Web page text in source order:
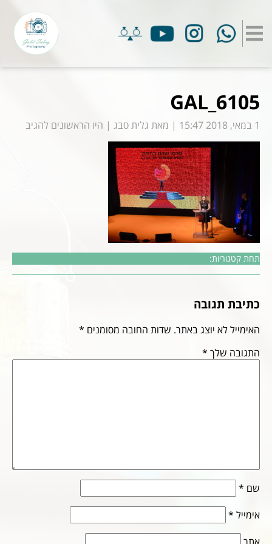
GAL_6105
1 במאי, 2018 15:47 | מאת גלית סבג | היו הראשונים להגיב
תחת קטגוריות:
כתיבת תגובה
האימייל לא יוצג באתר. שדות החובה מסומנים *
התגובה שלך *
שם *
אימייל *